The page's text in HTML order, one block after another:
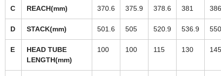
C REACH(mm) 370.6 375.9 378.6 381 386
D STACK(mm) 501.6 505 520.9 536.9 550
E
HEAD TUBE
LENGTH(mm)
100 100 115 130